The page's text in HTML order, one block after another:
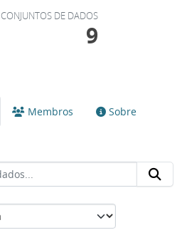
CONJUNTOS DE DADOS
9
Membros Sobre